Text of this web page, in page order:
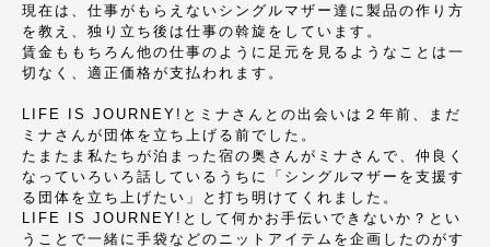
現在は、仕事がもらえないシングルマザー達に製品の作り方
を教え、独り立ち後は仕事の斡旋をしています。
賃金ももちろん他の仕事のように足元を見るようなことは一
切なく、適正価格が支払われます。
LIFE IS JOURNEY!とミナさんとの出会いは２年前、まだ
ミナさんが団体を立ち上げる前でした。
たまたま私たちが泊まった宿の奥さんがミナさんで、仲良く
なっていろいろ話しているうちに「シングルマザーを支援す
る団体を立ち上げたい」と打ち明けてくれました。
LIFE IS JOURNEY!として何かお手伝いできないか？とい
うことで一緒に手袋などのニットアイテムを企画したのがす